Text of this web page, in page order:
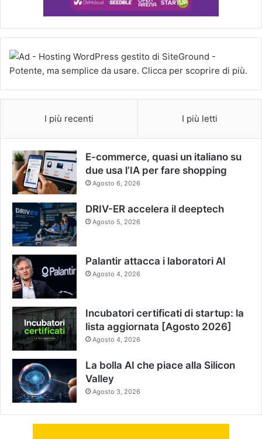
I più recenti I più letti
E-commerce, quasi un italiano su
due usa l’IA per fare shopping
Agosto 6, 2026
DRIV-ER accelera il deeptech
Agosto 5, 2026
Palantir attacca i laboratori AI
Agosto 4, 2026
Incubatori certificati di startup: la
lista aggiornata [Agosto 2026]
Agosto 4, 2026
La bolla AI che piace alla Silicon
Valley
Agosto 3, 2026